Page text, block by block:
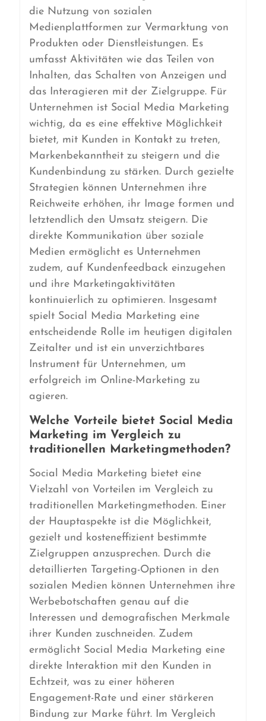
die Nutzung von sozialen
Medienplattformen zur Vermarktung von
Produkten oder Dienstleistungen. Es
umfasst Aktivitäten wie das Teilen von
Inhalten, das Schalten von Anzeigen und
das Interagieren mit der Zielgruppe. Für
Unternehmen ist Social Media Marketing
wichtig, da es eine effektive Möglichkeit
bietet, mit Kunden in Kontakt zu treten,
Markenbekanntheit zu steigern und die
Kundenbindung zu stärken. Durch gezielte
Strategien können Unternehmen ihre
Reichweite erhöhen, ihr Image formen und
letztendlich den Umsatz steigern. Die
direkte Kommunikation über soziale
Medien ermöglicht es Unternehmen
zudem, auf Kundenfeedback einzugehen
und ihre Marketingaktivitäten
kontinuierlich zu optimieren. Insgesamt
spielt Social Media Marketing eine
entscheidende Rolle im heutigen digitalen
Zeitalter und ist ein unverzichtbares
Instrument für Unternehmen, um
erfolgreich im Online-Marketing zu
agieren.
Welche Vorteile bietet Social Media
Marketing im Vergleich zu
traditionellen Marketingmethoden?
Social Media Marketing bietet eine
Vielzahl von Vorteilen im Vergleich zu
traditionellen Marketingmethoden. Einer
der Hauptaspekte ist die Möglichkeit,
gezielt und kosteneffizient bestimmte
Zielgruppen anzusprechen. Durch die
detaillierten Targeting-Optionen in den
sozialen Medien können Unternehmen ihre
Werbebotschaften genau auf die
Interessen und demografischen Merkmale
ihrer Kunden zuschneiden. Zudem
ermöglicht Social Media Marketing eine
direkte Interaktion mit den Kunden in
Echtzeit, was zu einer höheren
Engagement-Rate und einer stärkeren
Bindung zur Marke führt. Im Vergleich